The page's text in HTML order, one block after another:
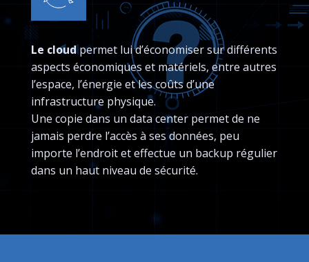
Le cloudpermet lui d’économiser sur différents
aspects économiques et matériels, entre autres
l’espace, l’énergie et les coûts d’une
infrastructure physique.
Une copie dans un data center permet de ne
jamais perdre l’accès à ses données, peu
importe l’endroit et effectue un backup régulier
dans un haut niveau de sécurité.